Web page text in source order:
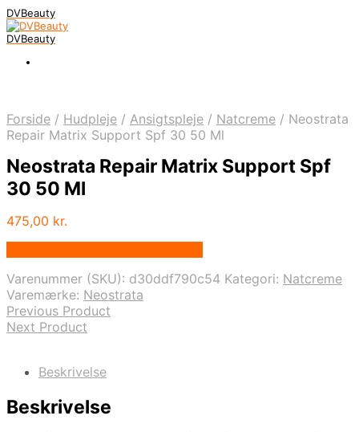
DVBeauty
DVBeauty
Forside / Hudpleje / Ansigtspleje / Natcreme / Neostrata
Repair Matrix Support Spf 30 50 Ml
Neostrata Repair Matrix Support Spf
30 50 Ml
475,00 kr.
Varenummer (SKU): d30ddf790c54 Kategori: Natcreme
Varemærke: Neostrata
Previous Product
Next Product
Beskrivelse
Beskrivelse